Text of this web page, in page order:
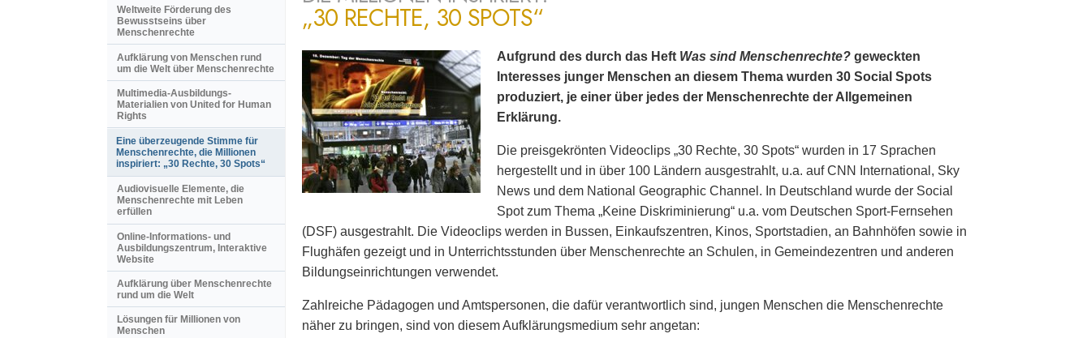
„30 RECHTE, 30 SPOTS“
Aufgrund des durch das Heft Was sind Menschenrechte? geweckten
Interesses junger Menschen an diesem Thema wurden 30 Social Spots
produziert, je einer über jedes der Menschenrechte der Allgemeinen
Erklärung.
Die preisgekrönten Videoclips „30 Rechte, 30 Spots“ wurden in 17 Sprachen
hergestellt und in über 100 Ländern ausgestrahlt, u.a. auf CNN International, Sky
News und dem National Geographic Channel. In Deutschland wurde der Social
Spot zum Thema „Keine Diskriminierung“ u.a. vom Deutschen Sport-Fernsehen
(DSF) ausgestrahlt. Die Videoclips werden in Bussen, Einkaufszentren, Kinos, Sportstadien, an Bahnhöfen sowie in
Flughäfen gezeigt und in Unterrichtsstunden über Menschenrechte an Schulen, in Gemeindezentren und anderen
Bildungseinrichtungen verwendet.
Zahlreiche Pädagogen und Amtspersonen, die dafür verantwortlich sind, jungen Menschen die Menschenrechte
näher zu bringen, sind von diesem Aufklärungsmedium sehr angetan:
Weltweite Förderung des
Bewusstseins über
Menschenrechte
Aufklärung von Menschen rund
um die Welt über Menschenrechte
Multimedia-Ausbildungs-
Materialien von United for Human
Rights
Eine überzeugende Stimme für
Menschenrechte, die Millionen
inspiriert: „30 Rechte, 30 Spots“
Audiovisuelle Elemente, die
Menschenrechte mit Leben
erfüllen
Online-Informations- und
Ausbildungszentrum, Interaktive
Website
Aufklärung über Menschenrechte
rund um die Welt
Lösungen für Millionen von
Menschen